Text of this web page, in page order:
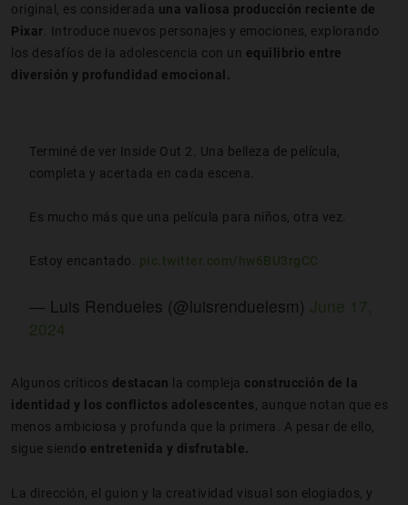
original, es considerada una valiosa producción reciente de
Pixar . Introduce nuevos personajes y emociones, explorando
los desafíos de la adolescencia con un equilibrio entre
diversión y profundidad emocional.
Terminé de ver Inside Out 2. Una belleza de película,
completa y acertada en cada escena.
Es mucho más que una película para niños, otra vez.
Estoy encantado. pic.twitter.com/hw6BU3rgCC
— Luis Rendueles (@luisrenduelesm) June 17,
2024
Algunos críticos destacan la compleja construcción de la
identidad y los conflictos adolescentes , aunque notan que es
menos ambiciosa y profunda que la primera. A pesar de ello,
sigue siend o entretenida y disfrutable.
La dirección, el guion y la creatividad visual son elogiados, y